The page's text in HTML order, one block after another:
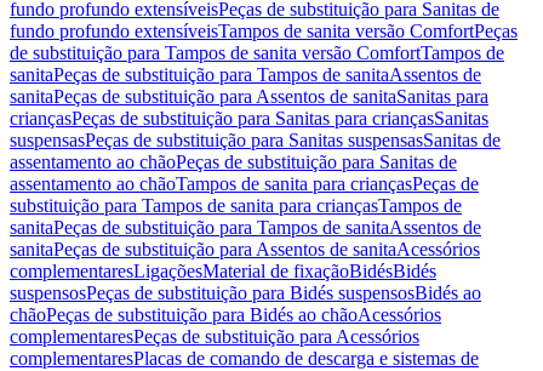
fundo profundo extensíveisPeças de substituição para Sanitas de
fundo profundo extensíveisTampos de sanita versão ComfortPeças
de substituição para Tampos de sanita versão ComfortTampos de
sanitaPeças de substituição para Tampos de sanitaAssentos de
sanitaPeças de substituição para Assentos de sanitaSanitas para
criançasPeças de substituição para Sanitas para criançasSanitas
suspensasPeças de substituição para Sanitas suspensasSanitas de
assentamento ao chãoPeças de substituição para Sanitas de
assentamento ao chãoTampos de sanita para criançasPeças de
substituição para Tampos de sanita para criançasTampos de
sanitaPeças de substituição para Tampos de sanitaAssentos de
sanitaPeças de substituição para Assentos de sanitaAcessórios
complementaresLigaçõesMaterial de fixaçãoBidésBidés
suspensosPeças de substituição para Bidés suspensosBidés ao
chãoPeças de substituição para Bidés ao chãoAcessórios
complementaresPeças de substituição para Acessórios
complementaresPlacas de comando de descarga e sistemas de